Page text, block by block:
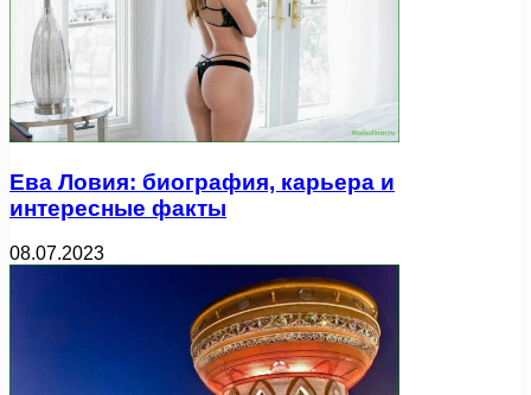
Ева Ловия: биография, карьера и
интересные факты
08.07.2023